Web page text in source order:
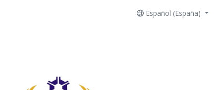
Español (España)